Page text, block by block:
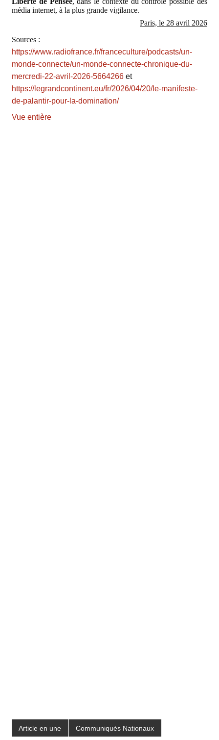
média internet, à la plus grande vigilance.
Paris, le 28 avril 2026
Sources :
https://www.radiofrance.fr/franceculture/podcasts/un-
monde-connecte/un-monde-connecte-chronique-du-
mercredi-22-avril-2026-5664266 et
https://legrandcontinent.eu/fr/2026/04/20/le-manifeste-
de-palantir-pour-la-domination/
Vue entière
Article en une Communiqués Nationaux